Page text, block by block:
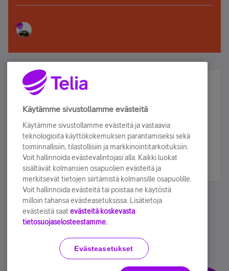
Älä jää paitsi – osallistu ja voita!
Tilaa Telian uutiskirje ja olet mukana arvonnassa.
sähköpostiisi.
Tilaa nyt
Käyttöehdot Accessibility statement
Käytämme sivustollamme evästeitä
Käytämme sivustollamme evästeitä ja vastaavia
teknologioita käyttökokemuksen parantamiseksi sekä
toiminnallisiin, tilastollisiin ja markkinointitarkoituksiin.
Voit hallinnoida evästevalintojasi alla. Kaikki luokat
sisältävät kolmansien osapuolien evästeitä ja
merkitsevät tietojen siirtämistä kolmansille osapuolille.
Voit hallinnoida evästeitä tai poistaa ne käytöstä
milloin tahansa evästeasetuksissa. Lisätietoja
evästeistä saat evästeitä koskevasta
tietosuojaselosteestamme.
Evästeasetukset